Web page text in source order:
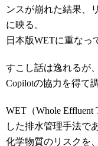
ンスが崩れた結果、
に映る。
日本版WETに重なっ
すこし話は逸れるが
Copilotの協力を得て
WET（Whole
した排水管理手法で
化学物質のリスクを